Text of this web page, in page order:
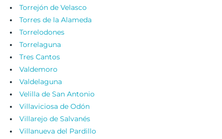
Torrejón de Velasco
Torres de la Alameda
Torrelodones
Torrelaguna
Tres Cantos
Valdemoro
Valdelaguna
Velilla de San Antonio
Villaviciosa de Odón
Villarejo de Salvanés
Villanueva del Pardillo